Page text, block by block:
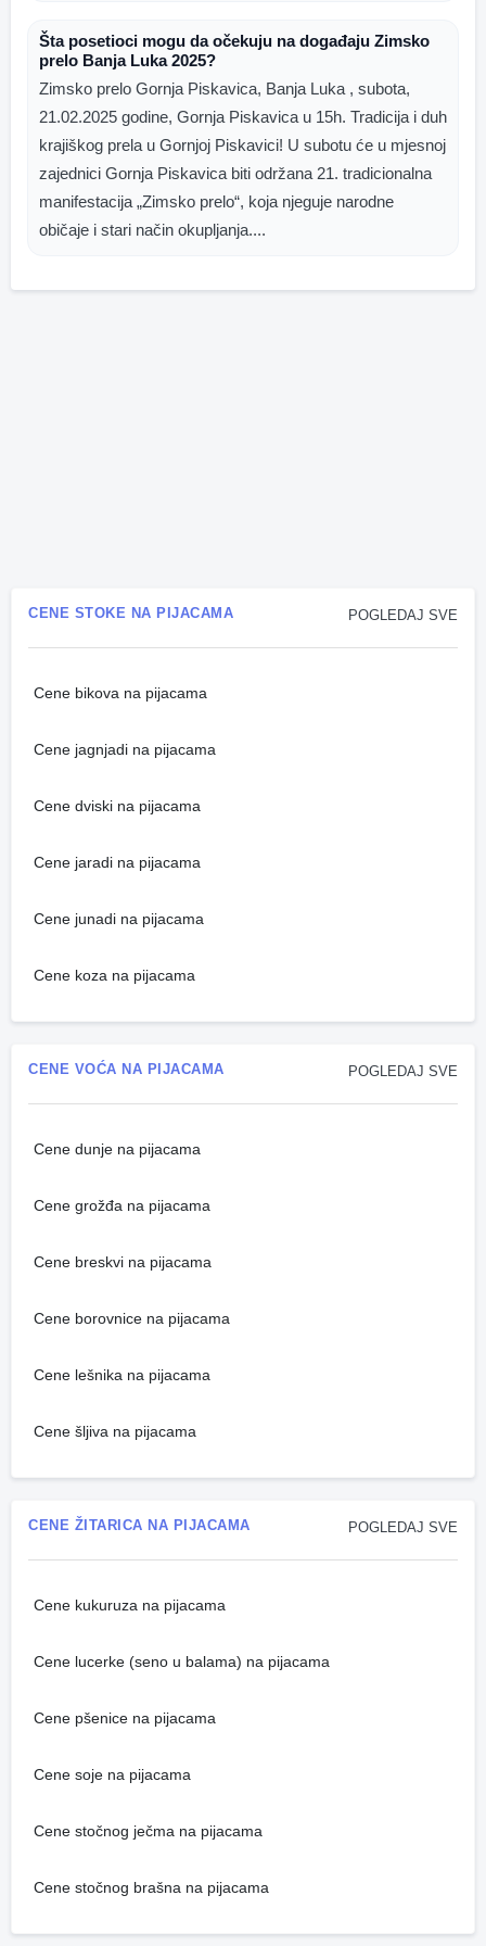
Šta posetioci mogu da očekuju na događaju Zimsko
prelo Banja Luka 2025?
Zimsko prelo Gornja Piskavica, Banja Luka , subota,
21.02.2025 godine, Gornja Piskavica u 15h. Tradicija i duh
krajiškog prela u Gornjoj Piskavici! U subotu će u mjesnoj
zajednici Gornja Piskavica biti održana 21. tradicionalna
manifestacija „Zimsko prelo“, koja njeguje narodne
običaje i stari način okupljanja....
POGLEDAJ SVE
CENE STOKE NA PIJACAMA
Cene bikova na pijacama
Cene jagnjadi na pijacama
Cene dviski na pijacama
Cene jaradi na pijacama
Cene junadi na pijacama
Cene koza na pijacama
POGLEDAJ SVE
CENE VOĆA NA PIJACAMA
Cene dunje na pijacama
Cene grožđa na pijacama
Cene breskvi na pijacama
Cene borovnice na pijacama
Cene lešnika na pijacama
Cene šljiva na pijacama
POGLEDAJ SVE
CENE ŽITARICA NA PIJACAMA
Cene kukuruza na pijacama
Cene lucerke (seno u balama) na pijacama
Cene pšenice na pijacama
Cene soje na pijacama
Cene stočnog ječma na pijacama
Cene stočnog brašna na pijacama